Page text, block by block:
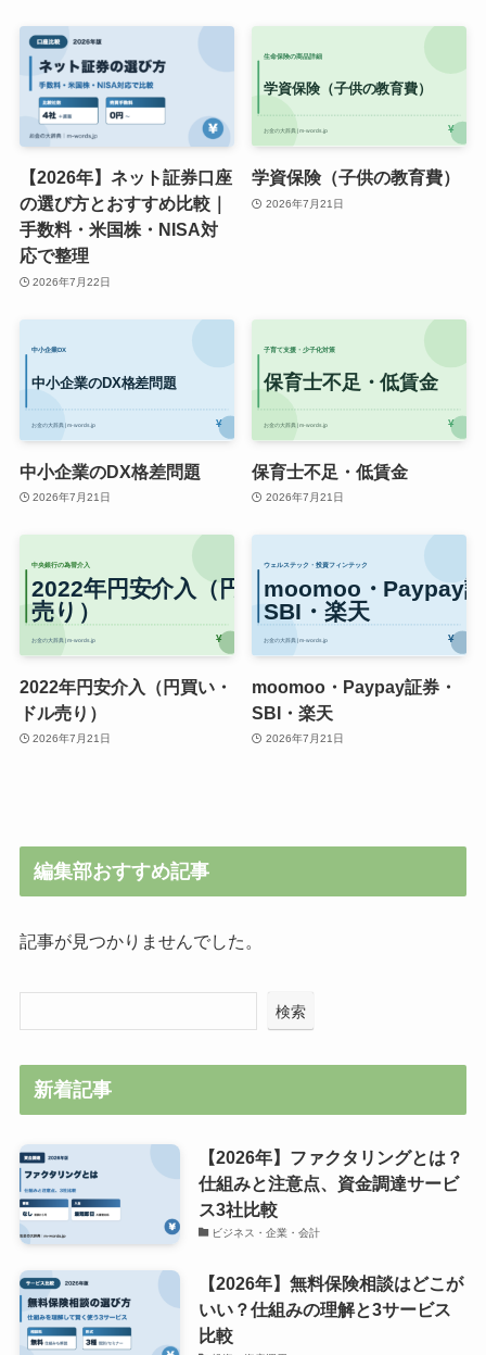
【2026年】ネット証券口座
の選び方とおすすめ比較｜
手数料・米国株・NISA対
応で整理
2026年7月22日
学資保険（子供の教育費）
2026年7月21日
中小企業のDX格差問題
2026年7月21日
保育士不足・低賃金
2026年7月21日
2022年円安介入（円買い・
ドル売り）
2026年7月21日
moomoo・Paypay証券・
SBI・楽天
2026年7月21日
編集部おすすめ記事
記事が見つかりませんでした。
検索
新着記事
【2026年】ファクタリングとは？
仕組みと注意点、資金調達サービ
ス3社比較
ビジネス・企業・会計
【2026年】無料保険相談はどこが
いい？仕組みの理解と3サービス
比較